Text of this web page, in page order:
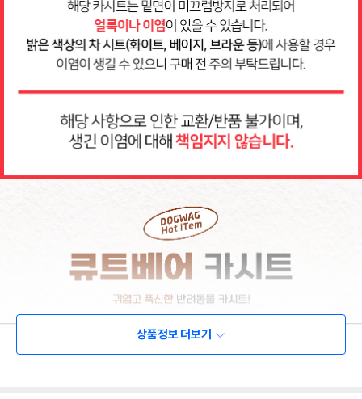
상품정보 더보기